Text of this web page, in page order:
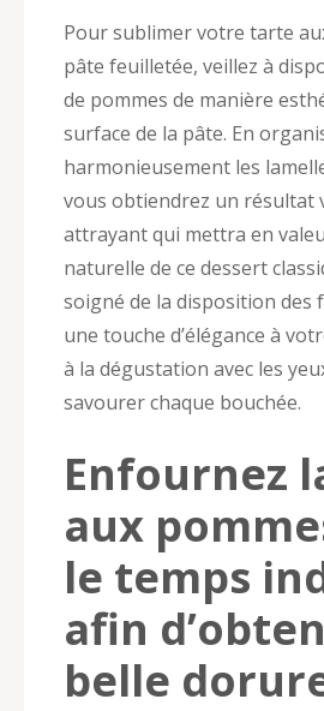
Pour sublimer votre tarte
pâte feuilletée, veillez à
de pommes de manière
surface de la pâte. En
harmonieusement les
vous obtiendrez un résultat
attrayant qui mettra en
naturelle de ce dessert
soigné de la disposition
une touche d’élégance à
à la dégustation avec les
savourer chaque bouchée.
Enfournez
aux
le temps
afin
belle